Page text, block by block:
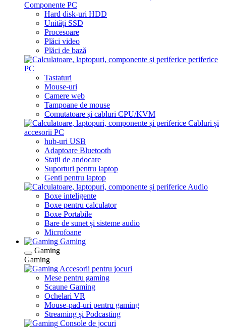
Componente PC
Hard disk-uri HDD
Unități SSD
Procesoare
Plăci video
Plăci de bază
periferice
PC
Tastaturi
Mouse-uri
Camere web
Tampoane de mouse
Comutatoare și cabluri CPU/KVM
Cabluri și
accesorii PC
hub-uri USB
Adaptoare Bluetooth
Stații de andocare
Suporturi pentru laptop
Genti pentru laptop
Audio
Boxe inteligente
Boxe pentru calculator
Boxe Portabile
Bare de sunet și sisteme audio
Microfoane
Gaming
Gaming
Gaming
Accesorii pentru jocuri
Mese pentru gaming
Scaune Gaming
Ochelari VR
Mouse-pad-uri pentru gaming
Streaming și Podcasting
Console de jocuri